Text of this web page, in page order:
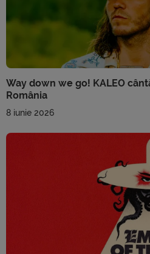
Way down we go! KALEO
România
8 iunie 2026